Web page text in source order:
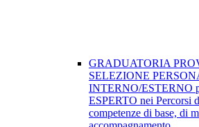
GRADUATORIA
SELEZIONE
INTERNO/ESTERNO
ESPERTO nei Percorsi
competenze di base, di